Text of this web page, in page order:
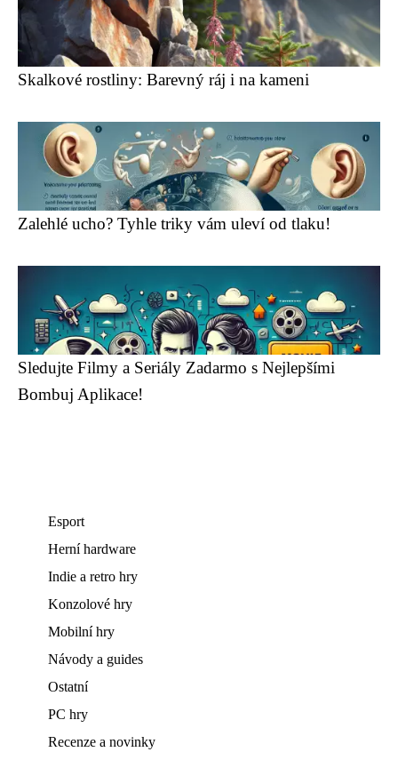
Skalkové rostliny: Barevný ráj i na kameni
Zalehlé ucho? Tyhle triky vám uleví od tlaku!
Sledujte Filmy a Seriály Zadarmo s Nejlepšími
Bombuj Aplikace!
Esport
Herní hardware
Indie a retro hry
Konzolové hry
Mobilní hry
Návody a guides
Ostatní
PC hry
Recenze a novinky